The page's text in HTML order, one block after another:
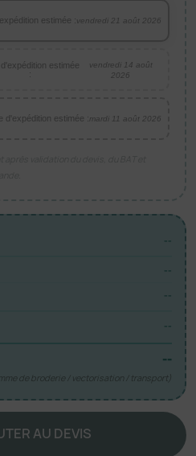
estimée :vendredi 21 août 2026
estimée
:
vendredi 14 août
2026
d'expédition estimée :mardi 11 août 2026
--
--
--
--
--
de broderie / vectorisation / transport)
AU DEVIS